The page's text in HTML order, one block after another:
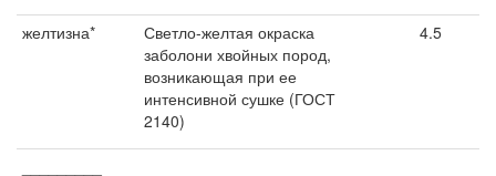
желтизна*
Светло-желтая окраска
заболони хвойных пород,
возникающая при ее
интенсивной сушке (ГОСТ
2140)
4.5